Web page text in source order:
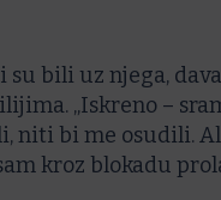
bili uz njega,
„Iskreno –
niti bi me osudili.
kroz blokadu